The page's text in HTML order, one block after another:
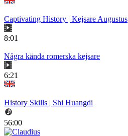
Captivating History | Kejsare Augustus
8:01
Några kända romerska kejsare
6:21
History Skills | Shi Huangdi
56:00